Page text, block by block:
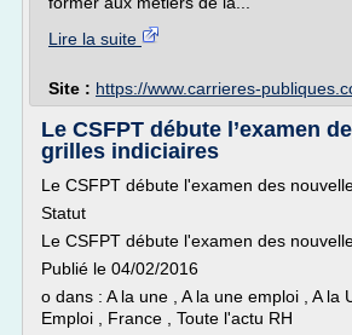
Lire la suite
Site : https://www.carrieres-
Le CSFPT débute l’examen
grilles indiciaires
Le CSFPT débute l'examen des
Statut
Le CSFPT débute l'examen des
Publié le 04/02/2016
o dans : A la une , A la une emploi , A la
Emploi , France , Toute l'actu RH